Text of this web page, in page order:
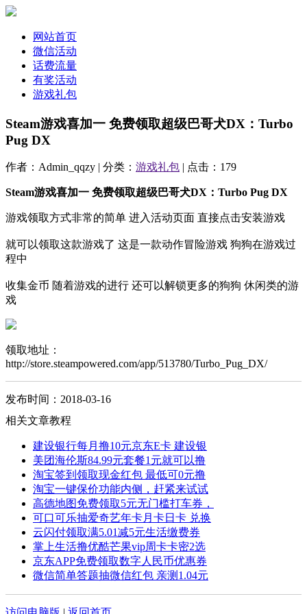
网站首页
微信活动
话费流量
有奖活动
游戏礼包
Steam游戏喜加一 免费领取超级巴哥犬DX：Turbo
Pug DX
作者：Admin_qqzy | 分类： 游戏礼包 | 点击：179
Steam游戏喜加一 免费领取超级巴哥犬DX：Turbo Pug DX
游戏领取方式非常的简单 进入活动页面 直接点击安装游戏
就可以领取这款游戏了 这是一款动作冒险游戏 狗狗在游戏过
程中
收集金币 随着游戏的进行 还可以解锁更多的狗狗 休闲类的游
戏
领取地址：
http://store.steampowered.com/app/513780/Turbo_Pug_DX/
发布时间：2018-03-16
相关文章教程
建设银行每月撸10元京东E卡 建设银
美团海伦斯84.99元套餐1元就可以撸
淘宝签到领取现金红包 最低可0元撸
淘宝一键保价功能内侧，赶紧来试试
高德地图免费领取5元无门槛打车券，
可口可乐抽爱奇艺年卡月卡日卡 兑换
云闪付领取满5.01减5元生活缴费券
掌上生活撸优酷芒果vip周卡卡密2选
京东APP免费领取数字人民币优惠券
微信简单答题抽微信红包 亲测1.04元